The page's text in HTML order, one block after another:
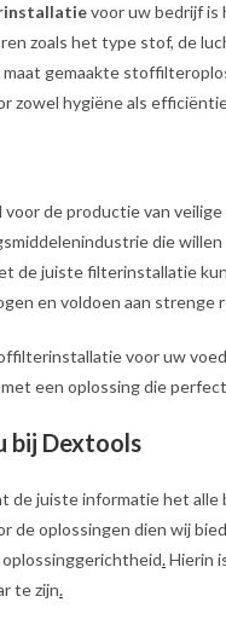
voor uw bedrijf is
zoals het type stof, de
gemaakte
zowel hygiëne als
de productie van
die
de juiste filterinstallatie
en voldoen aan strenge
voor uw
een oplossing die
Dextools
de juiste informatie het
de oplossingen dien wij
.Hierin
te zijn.